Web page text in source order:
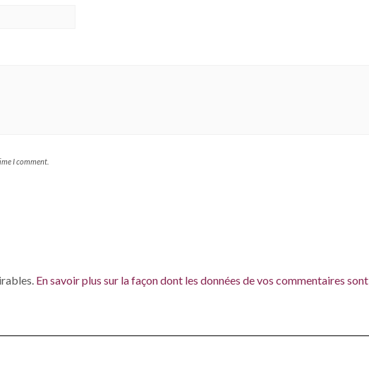
I comment.
En savoir plus sur la façon dont les données de vos commentaires sont